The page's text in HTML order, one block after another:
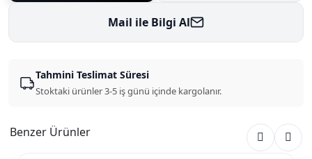
Mail ile Bilgi Al
Tahmini Teslimat Süresi
Stoktaki ürünler 3-5 iş günü içinde kargolanır.
Benzer Ürünler